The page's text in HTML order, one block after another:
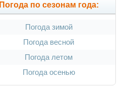
Погода по сезонам года:
Погода зимой
Погода весной
Погода летом
Погода осенью